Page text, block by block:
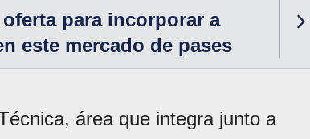
para incorporar a
este mercado de pases
área que integra junto a